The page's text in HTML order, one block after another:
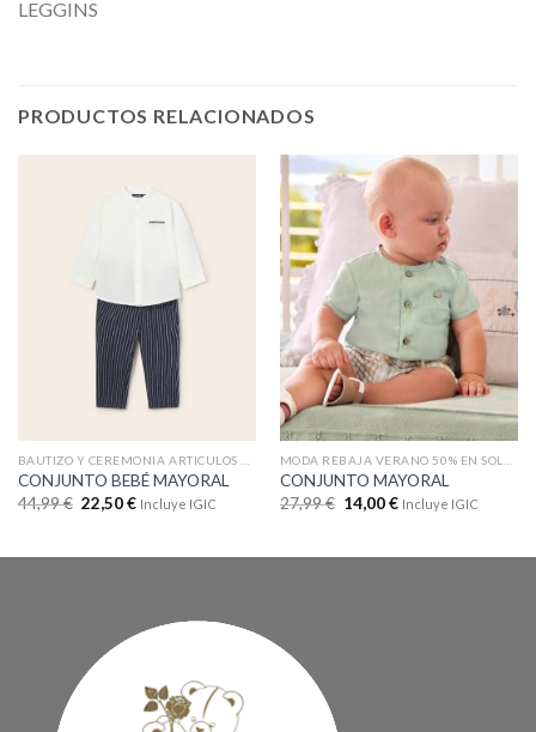
LEGGINS
PRODUCTOS RELACIONADOS
CONJUNTO BEBÉ MAYORAL
44,99€ 22,50€ Incluye IGIC
CONJUNTO MAYORAL
27,99€ 14,00€ Incluye IGIC